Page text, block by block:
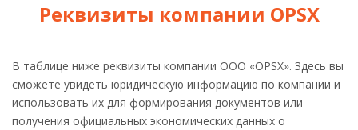
Реквизиты компании OPSX
В таблице ниже реквизиты компании ООО «OPSX». Здесь вы
сможете увидеть юридическую информацию по компании и
использовать их для формирования документов или
получения официальных экономических данных о